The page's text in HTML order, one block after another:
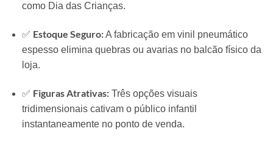
como Dia das Crianças.
✅ Estoque Seguro:A fabricação em vinil pneumático
espesso elimina quebras ou avarias no balcão físico da
loja.
✅ Figuras Atrativas:Três opções visuais
tridimensionais cativam o público infantil
instantaneamente no ponto de venda.